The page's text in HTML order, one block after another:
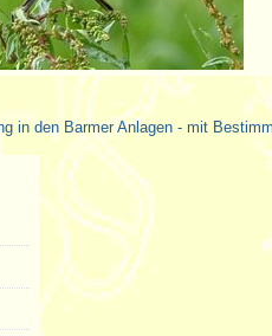
in den Barmer Anlagen - mit